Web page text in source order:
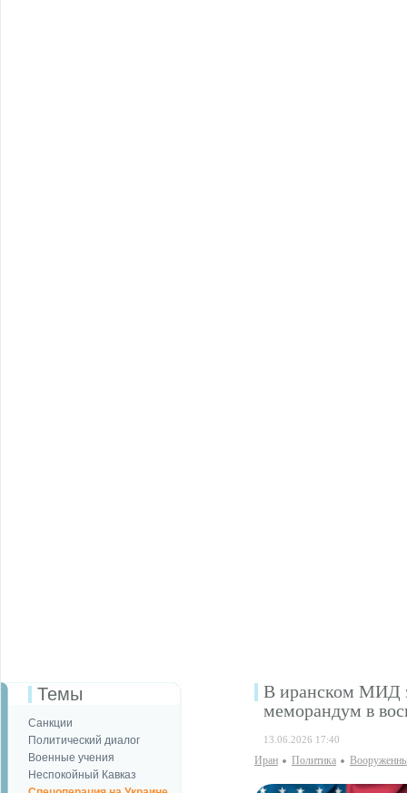
Темы
Санкции
Политический диалог
Военные учения
Неспокойный Кавказ
В иранском МИД
меморандум в
13.06.2026 17:40
Иран Политика